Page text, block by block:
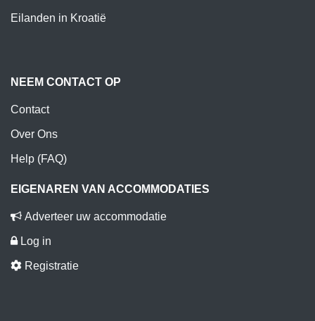
Eilanden in Kroatië
NEEM CONTACT OP
Contact
Over Ons
Help (FAQ)
EIGENAREN VAN ACCOMMODATIES
Adverteer uw accommodatie
Log in
Registratie